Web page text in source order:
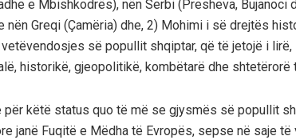
e Mbishkodrës), nën Serbi (Presheva, Bujanoci
nën Greqi (Çamëria) dhe, 2) Mohimi i së drejtës
së popullit shqiptar, që të jetojë i lirë,
historikë, gjeopolitikë, kombëtarë dhe shtetërorë
për këtë status quo të më se gjysmës së popullit
janë Fuqitë e Mëdha të Evropës, sepse në saje